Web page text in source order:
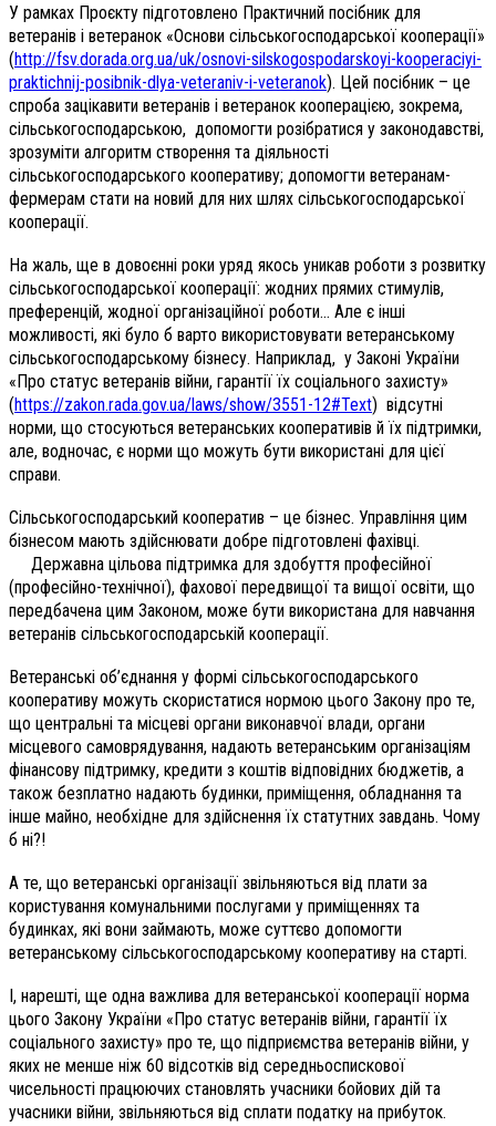
У рамках Проєкту підготовлено Практичний посібник для
ветеранів і ветеранок «Основи сільськогосподарської кооперації»
(http://fsv.dorada.org.ua/uk/osnovi-silskogospodarskoyi-kooperaciyi-
praktichnij-posibnik-dlya-veteraniv-i-veteranok). Цей посібник – це
спроба зацікавити ветеранів і ветеранок кооперацією, зокрема,
сільськогосподарською, допомогти розібратися у законодавстві,
зрозуміти алгоритм створення та діяльності
сільськогосподарського кооперативу; допомогти ветеранам-
фермерам стати на новий для них шлях сільськогосподарської
кооперації.
На жаль, ще в довоєнні роки уряд якось уникав роботи з розвитку
сільськогосподарської кооперації: жодних прямих стимулів,
преференцій, жодної організаційної роботи… Але є інші
можливості, які було б варто використовувати ветеранському
сільськогосподарському бізнесу. Наприклад, у Законі України
«Про статус ветеранів війни, гарантії їх соціального захисту»
(https://zakon.rada.gov.ua/laws/show/3551-12#Text) відсутні
норми, що стосуються ветеранських кооперативів й їх підтримки,
але, водночас, є норми що можуть бути використані для цієї
справи.
Сільськогосподарський кооператив – це бізнес. Управління цим
бізнесом мають здійснювати добре підготовлені фахівці.
Державна цільова підтримка для здобуття професійної
(професійно-технічної), фахової передвищої та вищої освіти, що
передбачена цим Законом, може бути використана для навчання
ветеранів сільськогосподарській кооперації.
Ветеранські об’єднання у формі сільськогосподарського
кооперативу можуть скористатися нормою цього Закону про те,
що центральні та місцеві органи виконавчої влади, органи
місцевого самоврядування, надають ветеранським організаціям
фінансову підтримку, кредити з коштів відповідних бюджетів, а
також безплатно надають будинки, приміщення, обладнання та
інше майно, необхідне для здійснення їх статутних завдань. Чому
б ні?!
А те, що ветеранські організації звільняються від плати за
користування комунальними послугами у приміщеннях та
будинках, які вони займають, може суттєво допомогти
ветеранському сільськогосподарському кооперативу на старті.
І, нарешті, ще одна важлива для ветеранської кооперації норма
цього Закону України «Про статус ветеранів війни, гарантії їх
соціального захисту» про те, що підприємства ветеранів війни, у
яких не менше ніж 60 відсотків від середньоспискової
чисельності працюючих становлять учасники бойових дій та
учасники війни, звільняються від сплати податку на прибуток.